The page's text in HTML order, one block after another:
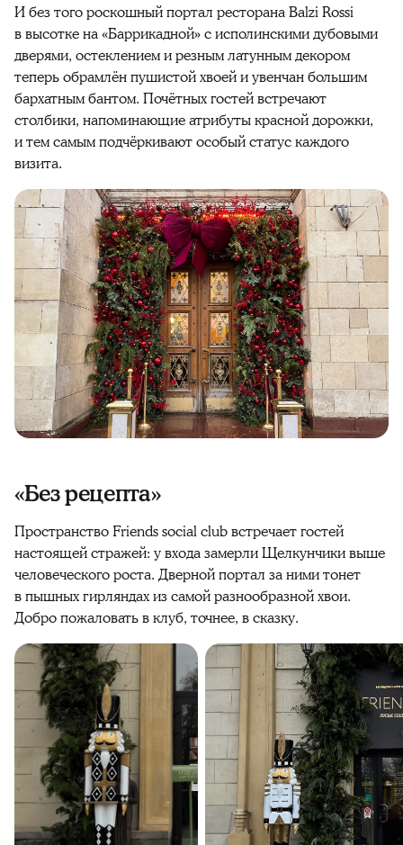
И без того роскошный портал ресторана Balzi Rossi
в высотке на «Баррикадной» с исполинскими дубовыми
дверями, остеклением и резным латунным декором
теперь обрамлён пушистой хвоей и увенчан большим
бархатным бантом. Почётных гостей встречают
столбики, напоминающие атрибуты красной дорожки,
и тем самым подчёркивают особый статус каждого
визита.
«Без рецепта»
Пространство Friends social clubвстречает гостей
настоящей стражей: у входа замерли Щелкунчики выше
человеческого роста. Дверной портал за ними тонет
в пышных гирляндах из самой разнообразной хвои.
Добро пожаловать в клуб, точнее, в сказку.